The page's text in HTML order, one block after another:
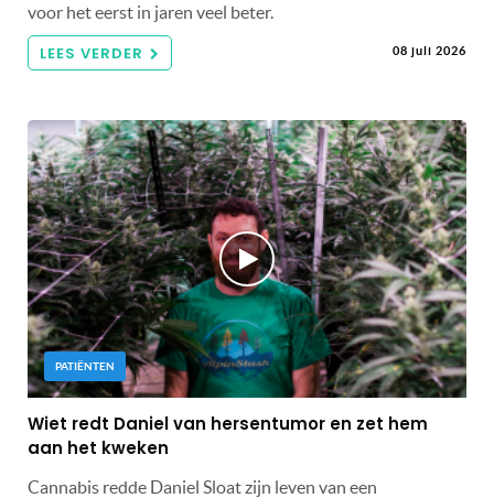
voor het eerst in jaren veel beter.
LEES VERDER 08 juli 2026
PATIËNTEN
Wiet redt Daniel van hersentumor en zet hem
aan het kweken
Cannabis redde Daniel Sloat zijn leven van een